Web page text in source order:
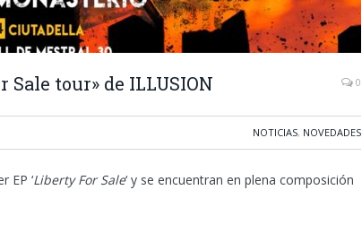
tour» de ILLUSION 0
NOTICIAS, NOVEDADES
EP ‘Liberty For Sale‘ y se encuentran en plena composición